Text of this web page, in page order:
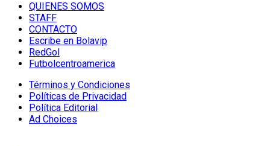
QUIENES SOMOS
STAFF
CONTACTO
Escribe en Bolavip
RedGol
Futbolcentroamerica
Términos y Condiciones
Políticas de Privacidad
Política Editorial
Ad Choices